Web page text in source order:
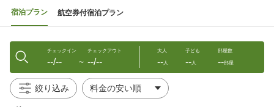
宿泊プラン 航空券付宿泊プラン
チェックイン
--/-- 〜
チェックアウト
--/--
大人
--人
子ども
--人
部屋数
--部屋
絞り込み